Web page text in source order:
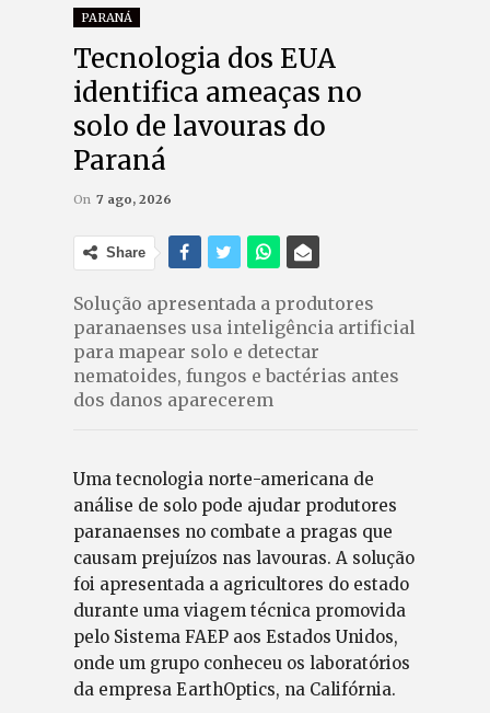
PARANÁ
Tecnologia dos EUA
identifica ameaças no
solo de lavouras do
Paraná
On 7 ago, 2026
Share
Solução apresentada a produtores
paranaenses usa inteligência artificial
para mapear solo e detectar
nematoides, fungos e bactérias antes
dos danos aparecerem
Uma tecnologia norte-americana de
análise de solo pode ajudar produtores
paranaenses no combate a pragas que
causam prejuízos nas lavouras. A solução
foi apresentada a agricultores do estado
durante uma viagem técnica promovida
pelo Sistema FAEP aos Estados Unidos,
onde um grupo conheceu os laboratórios
da empresa EarthOptics, na Califórnia.